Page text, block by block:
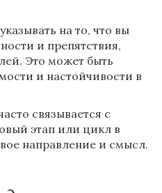
на то, что вы
и препятствия,
Это может быть
и настойчивости в
связывается с
этап или цикл в
направление и смысл.